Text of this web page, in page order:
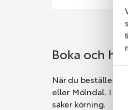
Boka och
När du beställer
eller Mölndal. I
säker körning.